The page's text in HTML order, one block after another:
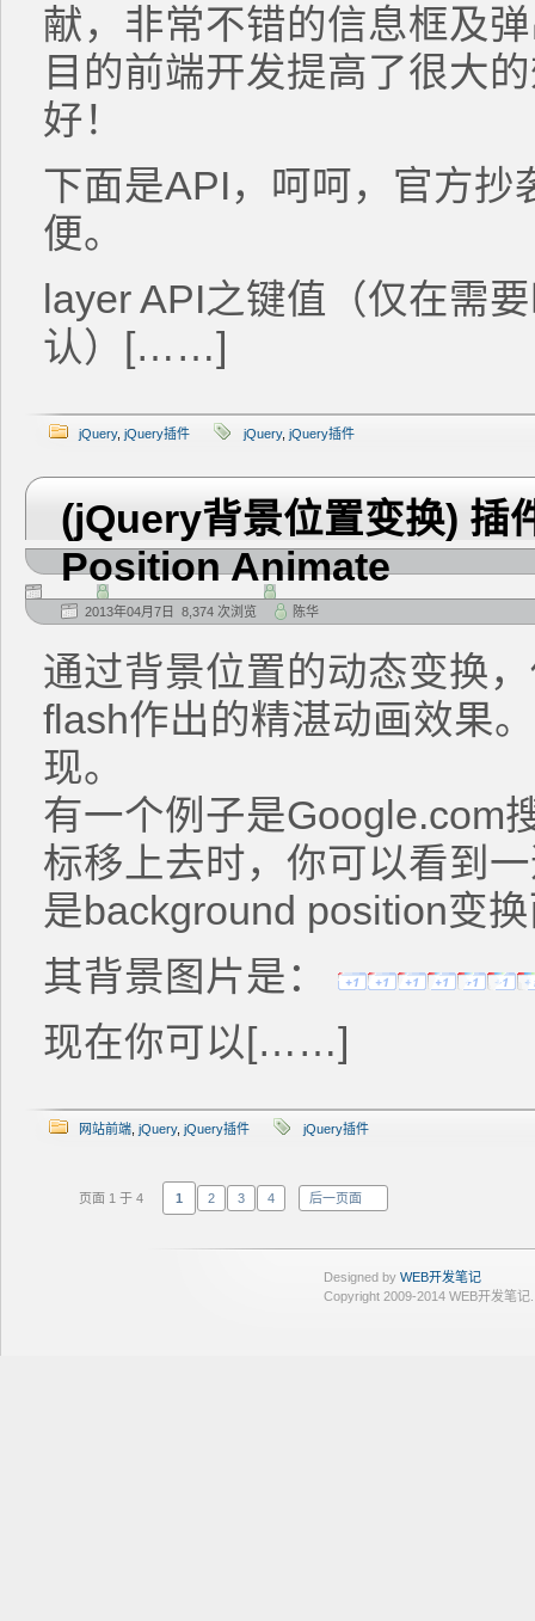
献，非常不错的信息框及
目的前端开发提高了很大
好！
下面是API，呵呵，官方抄
便。
layer API之键值（仅在需
认）[……]
jQuery, jQuery插件 jQuery, jQuery插件
(jQuery背景位置变换)
Position Animate
2013年04月7日 8,374 次浏览 陈华
通过背景位置的动态变换
flash作出的精湛动画效果
现。
有一个例子是Google.com
标移上去时，你可以看到
是background position变
其背景图片是：
现在你可以[……]
网站前端 jQuery, jQuery插件 jQuery插件
页面 1 于 4 1 2 3 4 后一页面
Designed by WEB开发笔记
Copyright 2009-2014 WEB开发笔